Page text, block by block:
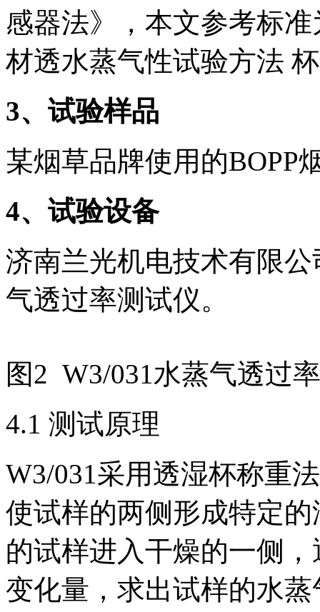
感器法》，本文参考标
材透水蒸气性试验方法
3、试验样品
某烟草品牌使用的BOPP
4、试验设备
济南兰光机电技术有限
气透过率测试仪。
图2 W3/031水蒸气透过
4.1 测试原理
W3/031采用透湿杯称重
使试样的两侧形成特定
的试样进入干燥的一侧
变化量，求出试样的水